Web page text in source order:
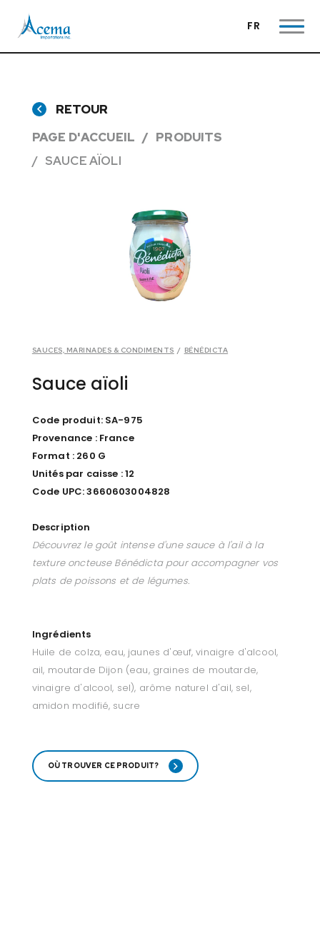
FR
RETOUR
PAGE D'ACCUEIL
PRODUITS
SAUCE AÏOLI
SAUCES, MARINADES & CONDIMENTS / BÉNÉDICTA
Sauce aïoli
Code produit: SA-975
Provenance : France
Format : 260 G
Unités par caisse : 12
Code UPC: 3660603004828
Description
Découvrez le goût intense d'une sauce à l'ail à la
texture oncteuse Bénédicta pour accompagner vos
plats de poissons et de légumes.
Ingrédients
Huile de colza, eau, jaunes d'œuf, vinaigre d'alcool,
ail, moutarde Dijon (eau, graines de moutarde,
vinaigre d'alcool, sel), arôme naturel d'ail, sel,
amidon modifié, sucre
OÙ TROUVER CE PRODUIT?